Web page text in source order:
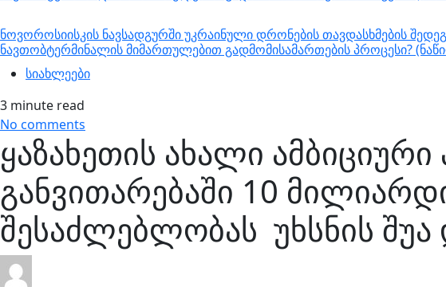
ნოვოროსიისკის ნავსადგურში უკრაინული დრონების თავდასხმების
ნავთობტერმინალის მიმართულებით გადმომისამართების პროცესი?
სიახლეები
3 minute read
No comments
ყაზახეთის ახალი
განვითარებაში 10
შესაძლებლობას უხსნის